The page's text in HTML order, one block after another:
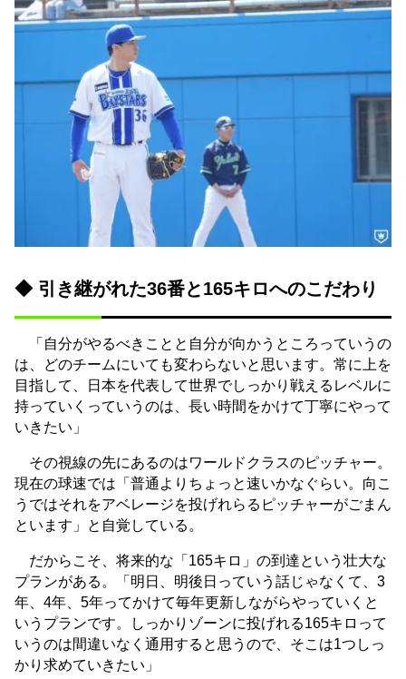
◆ 引き継がれた36番と165キロへのこだわり
「自分がやるべきことと自分が向かうところっていうの
は、どのチームにいても変わらないと思います。常に上を
目指して、日本を代表して世界でしっかり戦えるレベルに
持っていくっていうのは、長い時間をかけて丁寧にやって
いきたい」
その視線の先にあるのはワールドクラスのピッチャー。
現在の球速では「普通よりちょっと速いかなぐらい。向こ
うではそれをアベレージを投げれらるピッチャーがごまん
といます」と自覚している。
だからこそ、将来的な「165キロ」の到達という壮大な
プランがある。「明日、明後日っていう話じゃなくて、3
年、4年、5年ってかけて毎年更新しながらやっていくと
いうプランです。しっかりゾーンに投げれる165キロって
いうのは間違いなく通用すると思うので、そこは1つしっ
かり求めていきたい」